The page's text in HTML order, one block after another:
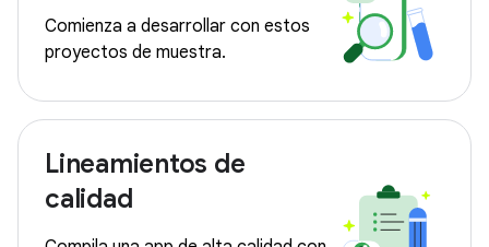
Comienza a desarrollar con estos
proyectos de muestra.
Lineamientos de
calidad